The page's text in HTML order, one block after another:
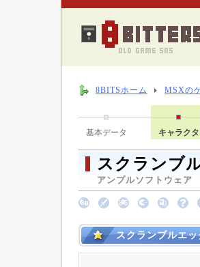
8BITSホーム MSXの
基本データ キャラクタ
スクランブ
アンプルソフトウェア
スクランブルエ